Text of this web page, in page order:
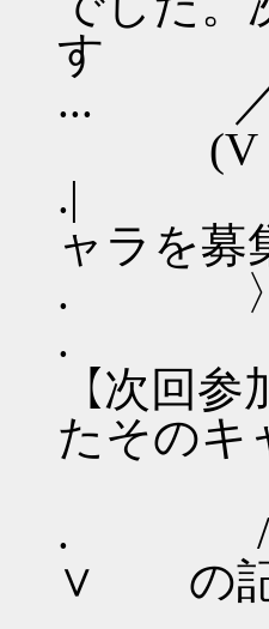
す
... ／
(V {
.| それ
ャラを募
. 〉
. /|￣
【次回
たそのキ
.
∨ の記